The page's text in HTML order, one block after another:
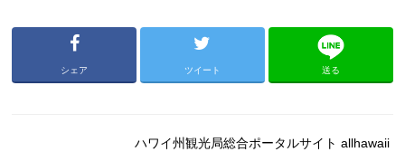
シェア ツイート 送る
ハワイ州観光局総合ポータルサイト allhawaii